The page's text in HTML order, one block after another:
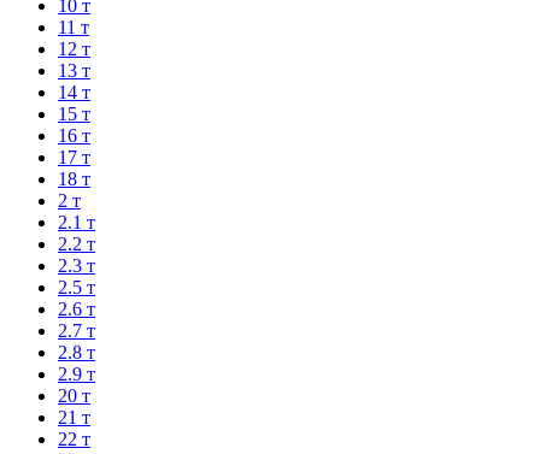
10 т
11 т
12 т
13 т
14 т
15 т
16 т
17 т
18 т
2 т
2.1 т
2.2 т
2.3 т
2.5 т
2.6 т
2.7 т
2.8 т
2.9 т
20 т
21 т
22 т